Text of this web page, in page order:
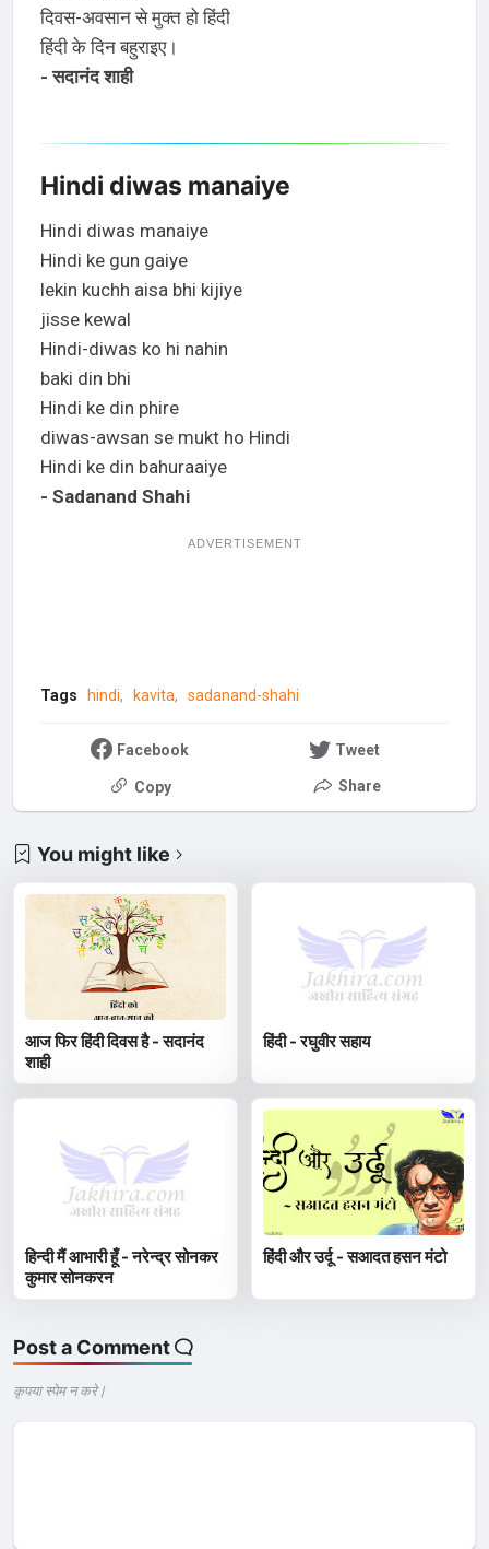
दिवस-अवसान से मुक्त हो हिंदी
हिंदी के दिन बहुराइए।
- सदानंद शाही
Hindi diwas manaiye
Hindi diwas manaiye
Hindi ke gun gaiye
lekin kuchh aisa bhi kijiye
jisse kewal
Hindi-diwas ko hi nahin
baki din bhi
Hindi ke din phire
diwas-awsan se mukt ho Hindi
Hindi ke din bahuraaiye
- Sadanand Shahi
ADVERTISEMENT
Tags hindi kavita sadanand-shahi
Facebook Tweet
Copy Share
You might like
आज फिर हिंदी दिवस है - सदानंद
शाही
हिंदी - रघुवीर सहाय
हिन्दी मैं आभारी हूँ - नरेन्द्र सोनकर
कुमार सोनकरन
हिंदी और उर्दू - सआदत हसन मंटो
Post a Comment
कृपया स्पेम न करे |